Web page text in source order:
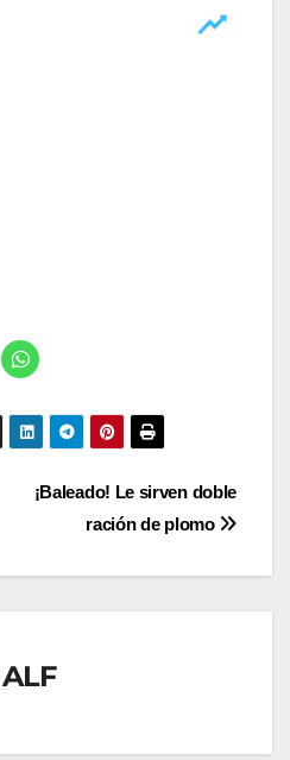
¡Baleado! Le sirven doble
ración de plomo
ALF